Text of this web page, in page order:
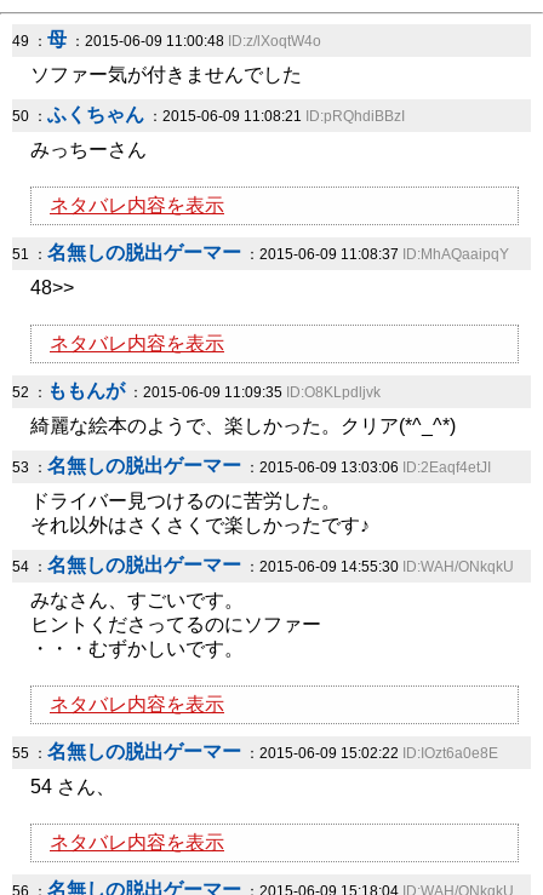
49 ： 母 ：2015-06-09 11:00:48 ID:z/lXoqtW4o
ソファー気が付きませんでした
50 ： ふくちゃん ：2015-06-09 11:08:21 ID:pRQhdiBBzI
みっちーさん
ネタバレ内容を表示
51 ： 名無しの脱出ゲーマー ：2015-06-09 11:08:37 ID:MhAQaaipqY
48>>
ネタバレ内容を表示
52 ： ももんが：2015-06-09 11:09:35 ID:O8KLpdljvk
綺麗な絵本のようで、楽しかった。クリア(*^_^*)
53 ： 名無しの脱出ゲーマー ：2015-06-09 13:03:06 ID:2Eaqf4etJI
ドライバー見つけるのに苦労した。
それ以外はさくさくで楽しかったです♪
54 ： 名無しの脱出ゲーマー ：2015-06-09 14:55:30 ID:WAH/ONkqkU
みなさん、すごいです。
ヒントくださってるのにソファー
・・・むずかしいです。
ネタバレ内容を表示
55 ： 名無しの脱出ゲーマー ：2015-06-09 15:02:22 ID:IOzt6a0e8E
54 さん、
ネタバレ内容を表示
56 ： 名無しの脱出ゲーマー ：2015-06-09 15:18:04 ID:WAH/ONkqkU